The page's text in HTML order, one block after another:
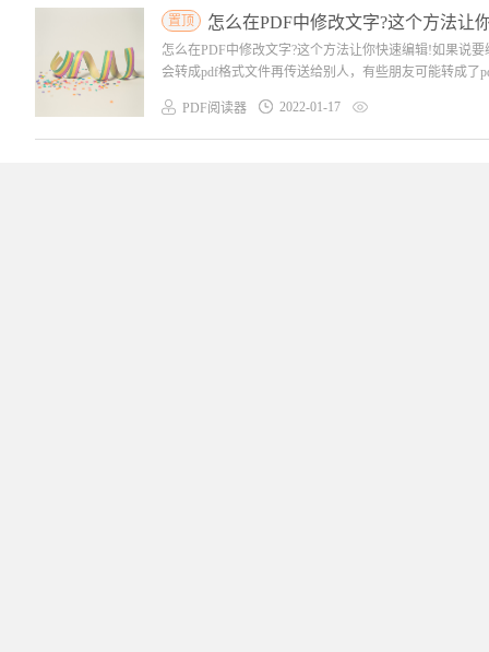
置顶 怎么在PDF中修改文字?这个方法让
怎么在PDF中修改文字?这个方法让你快速编辑!如果说
会转成pdf格式文件再传送给别人，有些朋友可能转成
PDF阅读器 2022-01-17